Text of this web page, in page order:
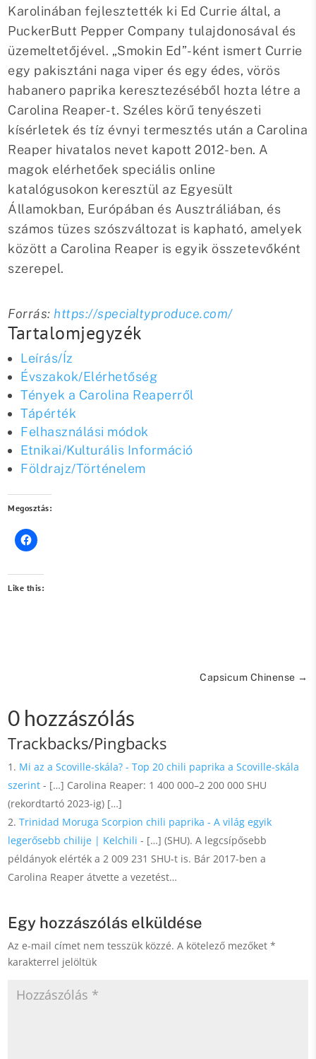
Karolinában fejlesztették ki Ed Currie által, a
PuckerButt Pepper Company tulajdonosával és
üzemeltetőjével. „Smokin Ed”-ként ismert Currie
egy pakisztáni naga viper és egy édes, vörös
habanero paprika keresztezéséből hozta létre a
Carolina Reaper-t. Széles körű tenyészeti
kísérletek és tíz évnyi termesztés után a Carolina
Reaper hivatalos nevet kapott 2012-ben. A
magok elérhetőek speciális online
katalógusokon keresztül az Egyesült
Államokban, Európában és Ausztráliában, és
számos tüzes szószváltozat is kapható, amelyek
között a Carolina Reaper is egyik összetevőként
szerepel.
Forrás: https://specialtyproduce.com/
Tartalomjegyzék
Leírás/Íz
Évszakok/Elérhetőség
Tények a Carolina Reaperről
Tápérték
Felhasználási módok
Etnikai/Kulturális Információ
Földrajz/Történelem
Megosztás:
Like this:
Capsicum Chinense →
0 hozzászólás
Trackbacks/Pingbacks
Mi az a Scoville-skála? - Top 20 chili paprika a Scoville-skála
szerint - […] Carolina Reaper: 1 400 000–2 200 000 SHU
(rekordtartó 2023-ig) […]
Trinidad Moruga Scorpion chili paprika - A világ egyik
legerősebb chilije | Kelchili - […] (SHU). A legcsípősebb
példányok elérték a 2 009 231 SHU-t is. Bár 2017-ben a
Carolina Reaper átvette a vezetést…
Egy hozzászólás elküldése
Az e-mail címet nem tesszük közzé. A kötelező mezőket*
karakterrel jelöltük